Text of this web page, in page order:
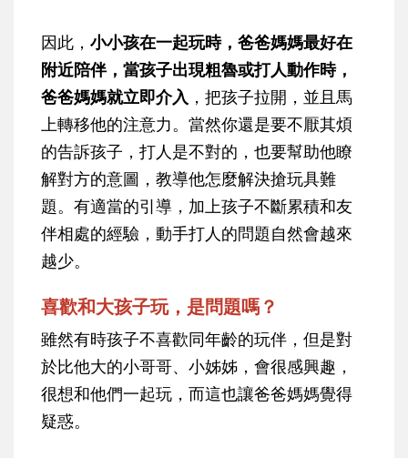
因此， 小小孩在一起玩時，爸爸媽媽最好在
附近陪伴，當孩子出現粗魯或打人動作時，
爸爸媽媽就立即介入 ，把孩子拉開，並且馬
上轉移他的注意力。當然你還是要不厭其煩
的告訴孩子，打人是不對的，也要幫助他瞭
解對方的意圖，教導他怎麼解決搶玩具難
題。有適當的引導，加上孩子不斷累積和友
伴相處的經驗，動手打人的問題自然會越來
越少。
喜歡和大孩子玩，是問題嗎？
雖然有時孩子不喜歡同年齡的玩伴，但是對
於比他大的小哥哥、小姊姊，會很感興趣，
很想和他們一起玩，而這也讓爸爸媽媽覺得
疑惑。